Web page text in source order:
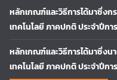
หลักเกณฑ์และวิธีการได้มาซึ่ง
เทคโนโลยี ภาคปกติ ประจำปีกา
หลักเกณฑ์และวิธีการได้มาซึ่ง
เทคโนโลยี ภาคปกติ ประจำปีกา